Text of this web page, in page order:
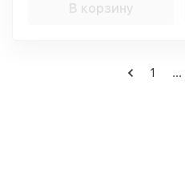
В корзину
1 ...